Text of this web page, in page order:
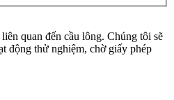
quan đến cầu lông. Chúng tôi sẽ
động thử nghiệm, chờ giấy phép